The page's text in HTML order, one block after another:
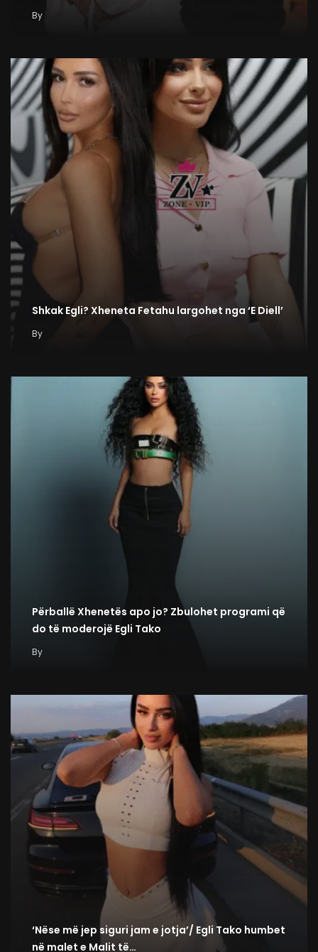
By
Shkak Egli? Xheneta Fetahu largohet nga ‘E Diell’
By
Përballë Xhenetës apo jo? Zbulohet programi që
do të moderojë Egli Tako
By
‘Nëse më jep siguri jam e jotja’/ Egli Tako humbet
në malet e Malit të…